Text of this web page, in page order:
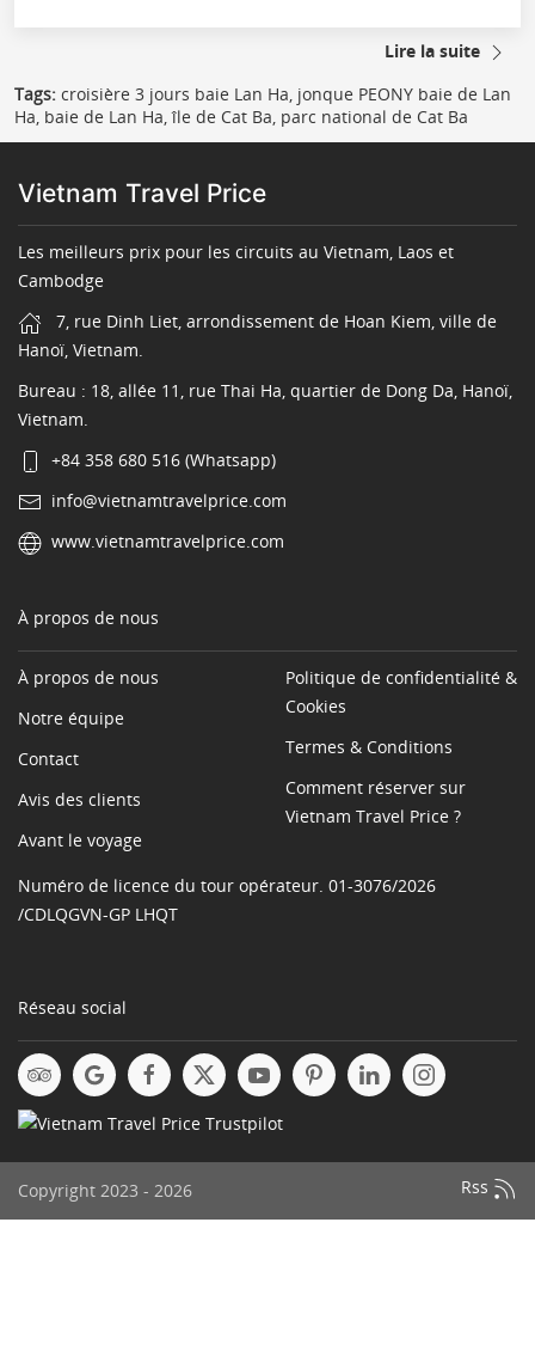
Lire la suite
Tags: croisière 3 jours baie Lan Ha, jonque PEONY baie de Lan
Ha, baie de Lan Ha, île de Cat Ba, parc national de Cat Ba
Vietnam Travel Price
Les meilleurs prix pour les circuits au Vietnam, Laos et
Cambodge
7, rue Dinh Liet, arrondissement de Hoan Kiem, ville de
Hanoï, Vietnam.
Bureau : 18, allée 11, rue Thai Ha, quartier de Dong Da, Hanoï,
Vietnam.
+84 358 680 516 (Whatsapp)
info@vietnamtravelprice.com
www.vietnamtravelprice.com
À propos de nous
À propos de nous
Notre équipe
Contact
Avis des clients
Avant le voyage
Politique de confidentialité &
Cookies
Termes & Conditions
Comment réserver sur
Vietnam Travel Price ?
Numéro de licence du tour opérateur. 01-3076/2026
/CDLQGVN-GP LHQT
Réseau social
Copyright 2023 - 2026 Rss